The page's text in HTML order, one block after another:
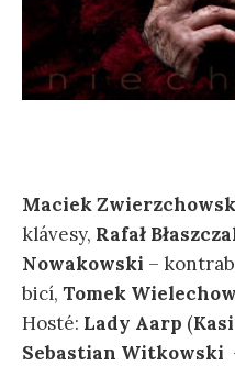
Maciek
klávesy, Rafał
Nowakowski –
bicí, Tomek
Hosté: Lady Aarp (
Sebastian Witkowski